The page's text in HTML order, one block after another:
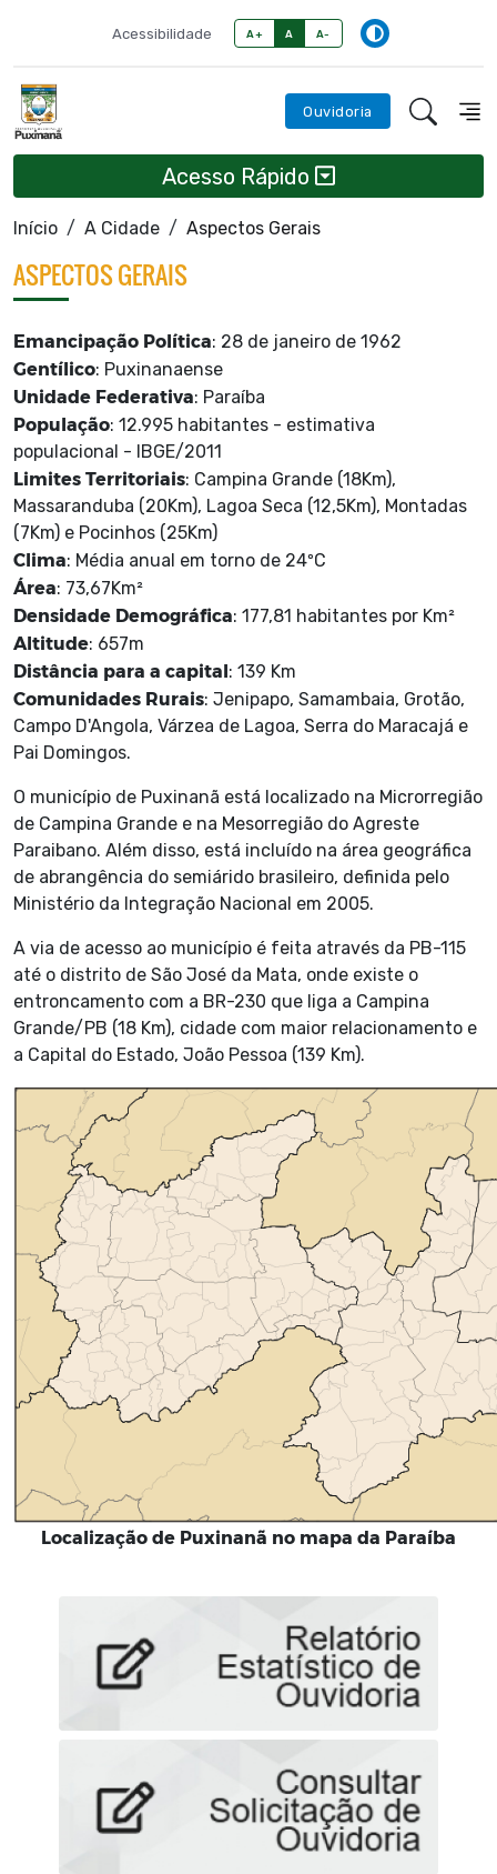
Acessibilidade A+ A A-
Ouvidoria
Acesso Rápido
Início A Cidade Aspectos Gerais
ASPECTOS GERAIS
Emancipação Política: 28 de janeiro de 1962
Gentílico: Puxinanaense
Unidade Federativa: Paraíba
População: 12.995 habitantes - estimativa
populacional - IBGE/2011
Limites Territoriais: Campina Grande (18Km),
Massaranduba (20Km), Lagoa Seca (12,5Km), Montadas
(7Km) e Pocinhos (25Km)
Clima: Média anual em torno de 24ºC
Área: 73,67Km²
Densidade Demográfica: 177,81 habitantes por Km²
Altitude: 657m
Distância para a capital: 139 Km
Comunidades Rurais: Jenipapo, Samambaia, Grotão,
Campo D'Angola, Várzea de Lagoa, Serra do Maracajá e
Pai Domingos.
O município de Puxinanã está localizado na Microrregião
de Campina Grande e na Mesorregião do Agreste
Paraibano. Além disso, está incluído na área geográfica
de abrangência do semiárido brasileiro, definida pelo
Ministério da Integração Nacional em 2005.
A via de acesso ao município é feita através da PB-115
até o distrito de São José da Mata, onde existe o
entroncamento com a BR-230 que liga a Campina
Grande/PB (18 Km), cidade com maior relacionamento e
a Capital do Estado, João Pessoa (139 Km).
Localização de Puxinanã no mapa da Paraíba